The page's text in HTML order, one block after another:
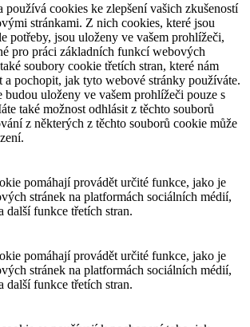
používá cookies ke zlepšení vašich zkušeností
stránkami. Z nich cookies, které jsou
potřeby, jsou uloženy ve vašem prohlížeči,
pro práci základních funkcí webových
soubory cookie třetích stran, které nám
a pochopit, jak tyto webové stránky používáte.
uloženy ve vašem prohlížeči pouze s
také možnost odhlásit z těchto souborů
z některých z těchto souborů cookie může
pomáhají provádět určité funkce, jako je
stránek na platformách sociálních médií,
další funkce třetích stran.
pomáhají provádět určité funkce, jako je
stránek na platformách sociálních médií,
další funkce třetích stran.